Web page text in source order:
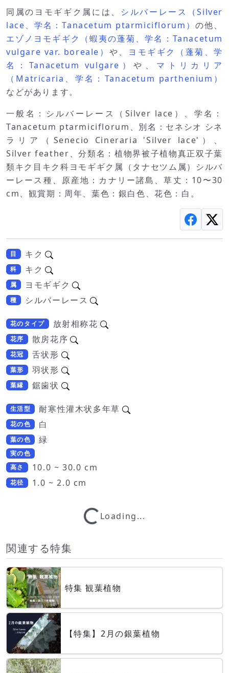
同属のヨモギギク属には、 シルバーレース（Silver
lace、学名：Tanacetum ptarmiciflorum）の他、
エゾノヨモギギク（蝦夷の蓬菊、学名：Tanacetum
vulgare var. boreale） や、 ヨモギギク（蓬菊、学
名：Tanacetum vulgare）や、 マトリカリア
（Matricaria、学名：Tanacetum parthenium）
などがあります。
一般名：シルバーレース（Silver lace）、学名：
Tanacetum ptarmiciflorum、別名：セネシオ シネ
ラリア（Senecio Cineraria 'Silver lace'）、
Silver feather、分類名：植物界被子植物真正双子葉
類キク目キク科ヨモギギク属（タナセツム属）シルバ
ーレース種、原産地：カナリー諸島、草丈：10〜30
cm、観賞期：周年、葉色：銀白色、花色：白。
目 キク
科 キク
属 ヨモギギク
種 シルバーレース
花のタイプ 放射相称花
花序 散房花序
花冠 舌状形
葉形 羽状形
葉縁 鋸歯状
生活型 耐寒性灌木状多年草
花の色 白
葉の色 緑
実の色
高さ
10.0 ~ 30.0 cm
花径 1.0 ~ 2.0 cmLoading...Loading...
関連する特集
特集 観葉植物
【特集】2月の銀葉植物